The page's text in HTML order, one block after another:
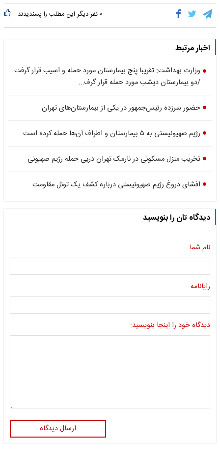
۰ نفر دیگر این مطلب را پسندیدند
اخبار مرتبط
وزارت بهداشت: تقریبا پنج بیمارستان مورد حمله و آسیب قرار گرفت
/دو بیمارستان دیشب مورد حمله قرار گرف…
حضور سرزده رئیس‌جمهور در یکی از بیمارستان‌های تهران
رژیم صهیونیستى به ۵ بیمارستان و اطراف آن‌ها حمله کرده است
تخریب منزل مسکونی در نارمک تهران درپی حمله رژیم صهیونی
افشای دروغ رژیم صهیونیستی درباره کشف یک تونل مقاومت
دیدگاه تان را بنویسید
نام شما
رایانامه
دیدگاه خود را اینجا بنویسید:
ارسال دیدگاه